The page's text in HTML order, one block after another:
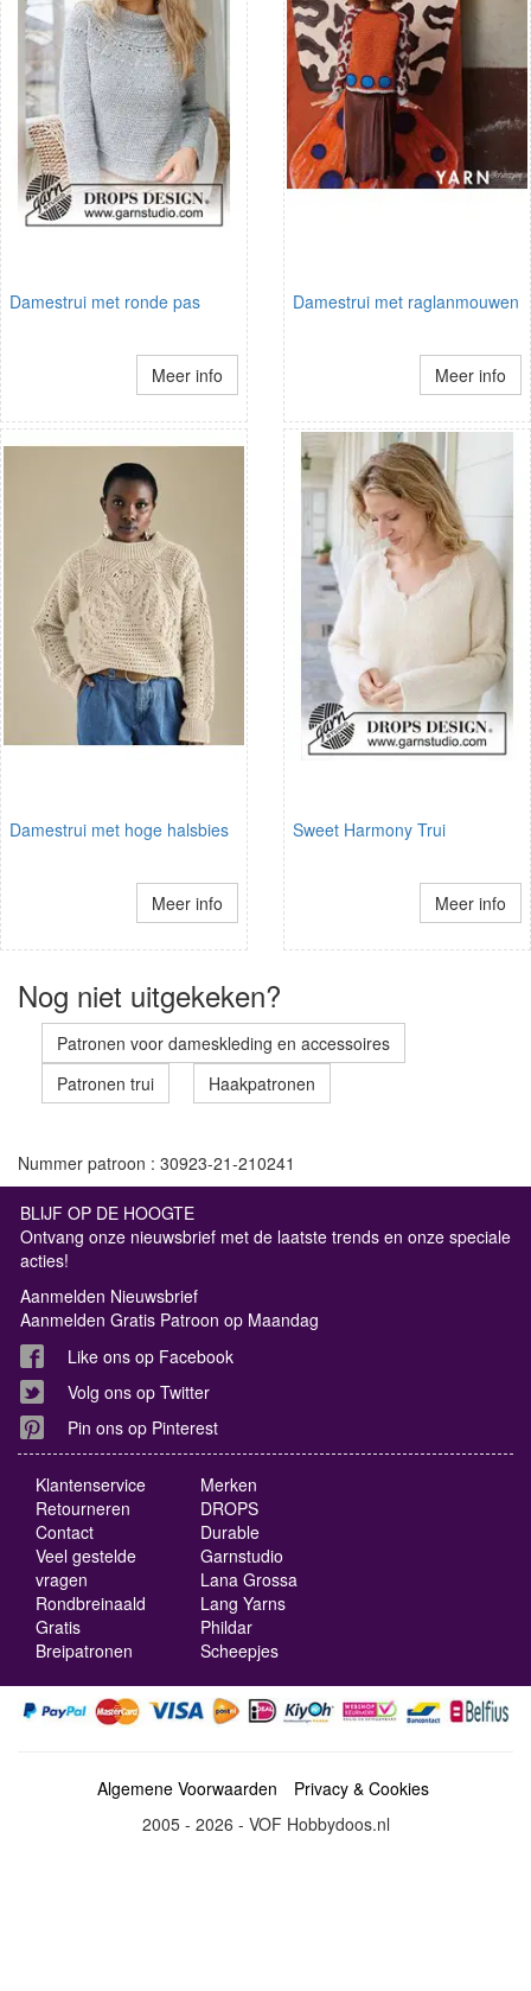
Damestrui met ronde pas
Meer info
Damestrui met raglanmouwen
Meer info
Damestrui met hoge halsbies
Meer info
Sweet Harmony Trui
Meer info
Nog niet uitgekeken?
Patronen voor dameskleding en accessoires
Patronen trui
Haakpatronen
Nummer patroon : 30923-21-210241
BLIJF OP DE HOOGTE
Ontvang onze nieuwsbrief met de laatste trends en onze speciale
acties!
Aanmelden Nieuwsbrief
Aanmelden Gratis Patroon op Maandag
Like ons op Facebook
Volg ons op Twitter
Pin ons op Pinterest
Klantenservice
Retourneren
Contact
Veel gestelde
vragen
Rondbreinaald
Gratis
Breipatronen
Merken
DROPS
Durable
Garnstudio
Lana Grossa
Lang Yarns
Phildar
Scheepjes
Algemene Voorwaarden
Privacy & Cookies
2005 - 2026 - VOF Hobbydoos.nl